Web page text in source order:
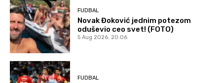
FUDBAL
Novak Đoković jednim potezom
oduševio ceo svet! (FOTO)
5 Aug 2026. 20:06
FUDBAL